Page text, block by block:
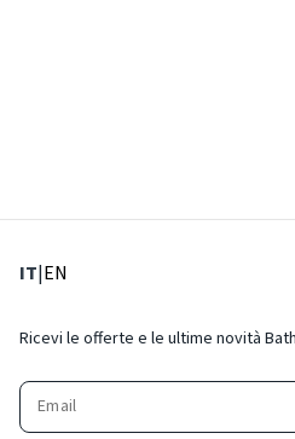
IT: Lingua corrente
|EN
Ricevi le offerte e le ultime novità